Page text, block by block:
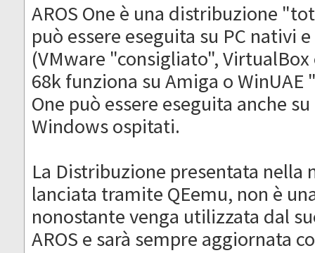
AROS One è una distribuzione
può essere eseguita su PC nativi
(VMware "consigliato", VirtualBox
68k funziona su Amiga o
One può essere eseguita anche
Windows ospitati.
La Distribuzione presentata nella
lanciata tramite QEemu, non è
nonostante venga utilizzata dal
AROS e sarà sempre aggiornata